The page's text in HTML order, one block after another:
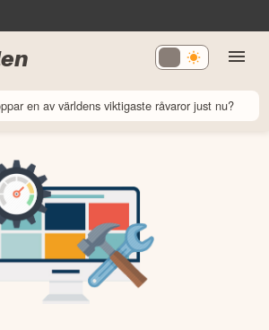
en av världens viktigaste råvaror just nu?